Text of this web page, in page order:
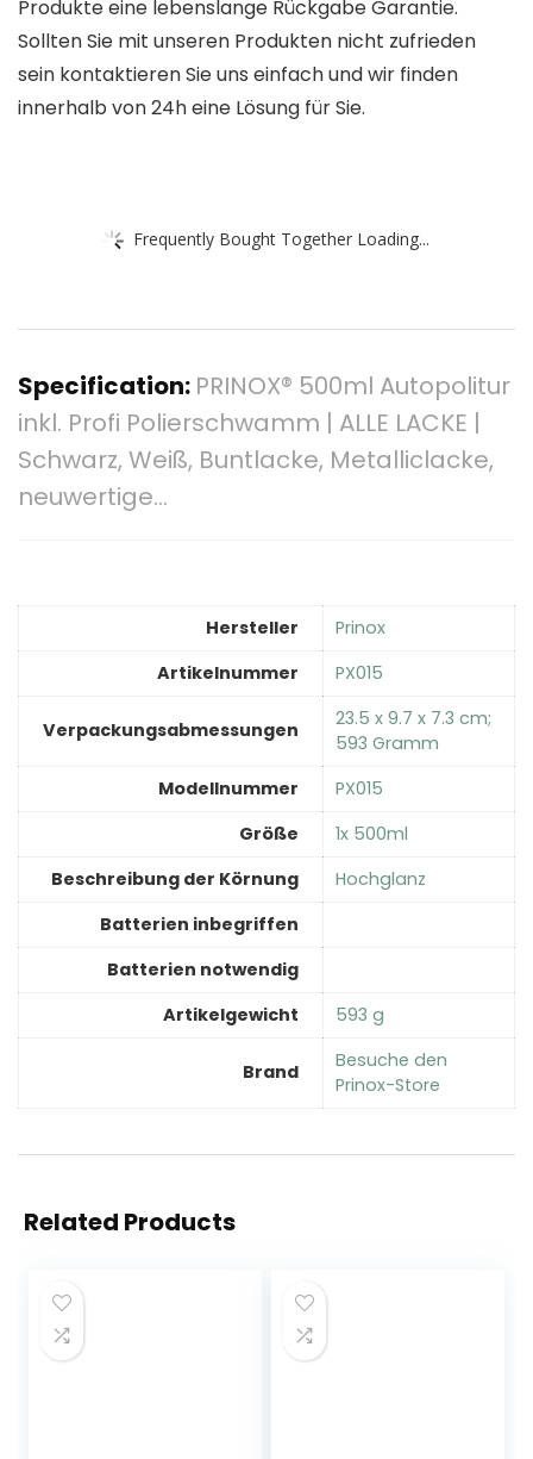
Produkte eine lebenslange Rückgabe Garantie.
Sollten Sie mit unseren Produkten nicht zufrieden
sein kontaktieren Sie uns einfach und wir finden
innerhalb von 24h eine Lösung für Sie.
Frequently Bought Together Loading...
Specification: PRINOX® 500ml Autopolitur
inkl. Profi Polierschwamm | ALLE LACKE |
Schwarz, Weiß, Buntlacke, Metalliclacke,
neuwertige…
Hersteller
‎Prinox
Artikelnummer
‎PX015
Verpackungsabmessungen
‎23.5 x 9.7 x 7.3 cm;
593 Gramm
Modellnummer
‎PX015
Größe
‎1x 500ml
Beschreibung der Körnung
‎Hochglanz
Batterien inbegriffen
Batterien notwendig
Artikelgewicht
‎593 g
Brand
Besuche den
Prinox-Store
Related Products